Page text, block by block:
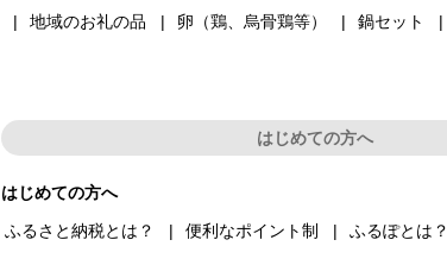
地域のお礼の品 卵（鶏、烏骨鶏等）
鍋セット
はじめての方へ
はじめての方へ
ふるさと納税とは？
便利なポイント制 ふるぽとは？